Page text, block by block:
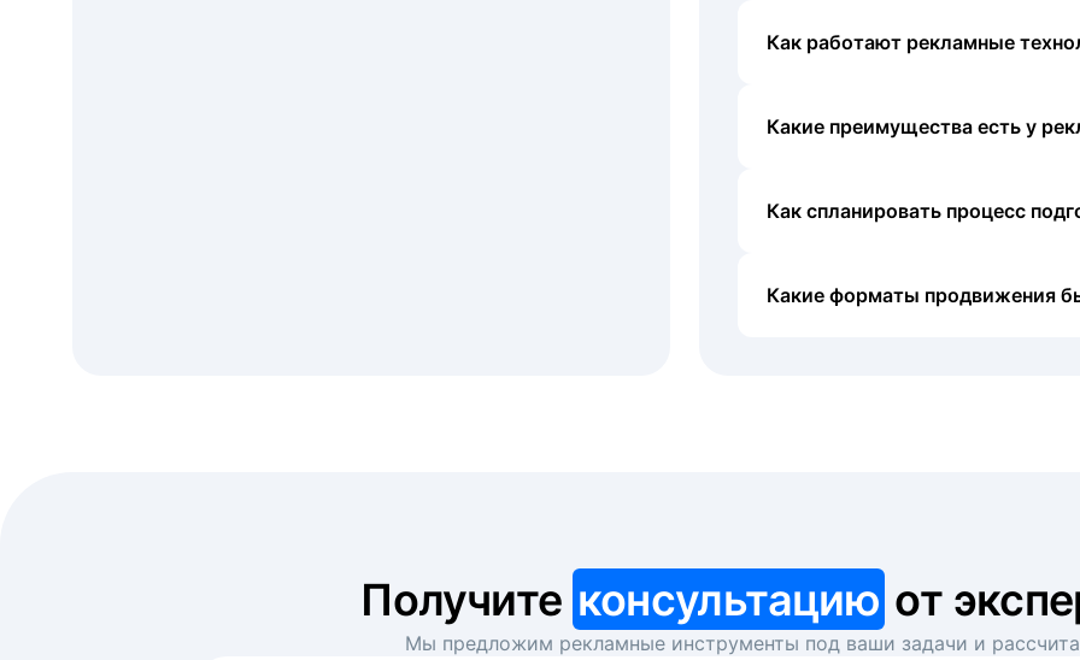
Как работают рекламные
Какие преимущества есть у
Как спланировать процесс
Какие форматы продвижения
Получите консультацию от
Мы предложим рекламные инструменты под ваши задачи и